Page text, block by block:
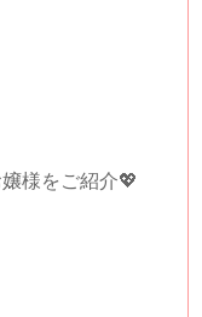
様をご紹介💖